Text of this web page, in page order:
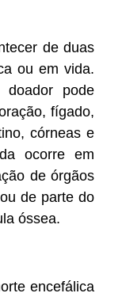
de duas
ou em vida.
pode
fígado,
córneas e
ocorre em
de órgãos
de parte do
óssea.
encefálica